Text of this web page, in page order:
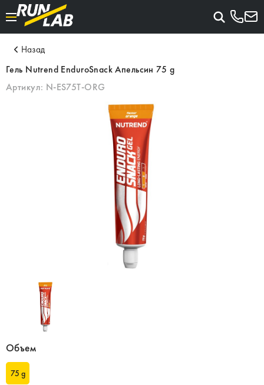
Назад
Гель Nutrend EnduroSnack Апельсин 75 g
Артикул: N-ES75T-ORG
Объем
75 g